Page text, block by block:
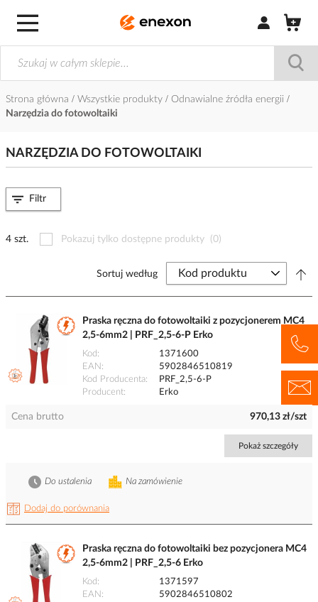
Zaloguj się /
Strona główna Wszystkie produkty
Odnawialne źródła energii
Narzędzia do fotowoltaiki
NARZĘDZIA DO FOTOWOLTAIKI
4 szt. Pokazuj tylko dostępne produkty (0)
Sortuj według
Praska ręczna do fotowoltaiki z pozycjonerem MC4
2,5-6mm2 | PRF_2,5-6-P Erko
Kod
1371600
EAN
5902846510819
Kod Producenta
PRF_2,5-6-P
Producent
Erko
Cena brutto 970,13 zł/szt
Pokaż szczegóły
Dodaj do porównania
Na zamówienie
Do ustalenia
Praska ręczna do fotowoltaiki bez pozycjonera MC4
2,5-6mm2 | PRF_2,5-6 Erko
Kod
1371597
EAN
5902846510802
Filtr